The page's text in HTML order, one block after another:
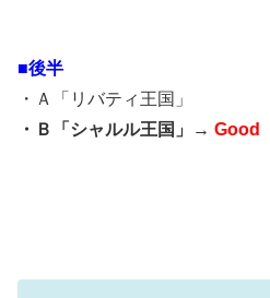
■後半
・Ａ「リバティ王国」
・Ｂ「シャルル王国」→ Good